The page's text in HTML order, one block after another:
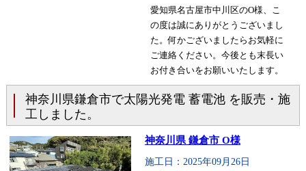
愛知県名古屋市中川区のO様、こ
の度は誠にありがとうございまし
た。何かございましたらお気軽に
ご連絡ください。今後とも末長い
お付き合いをお願いいたします。
神奈川県鎌倉市で太陽光発電 蓄電池 を販売・施
工しました。
神奈川県 鎌倉市 O様
施工日：2025年09月26日